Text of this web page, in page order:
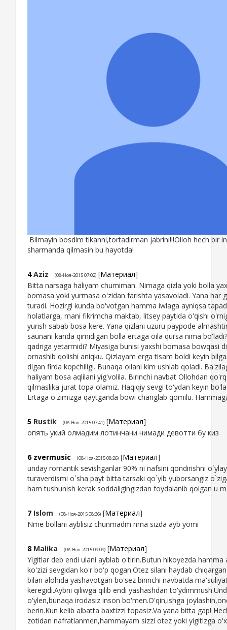
Bilmayin bosdim tikanni,tortadirman jabrini!!!Olloh hech bir
sharmanda qilmasin bu hayotda!
4 Aziz (08-Ноя-2015 07:02) [Материал]
Bitta narsaga haliyam chumiman. Nimaga qizla yoki bolla
bomasa yoki yurmasa o'zidan farishta yasavoladi. Yana har
turadi. Hozirgi kunda bo'votgan hamma iwlaga ayniqsa
holatlarga, mani fikrimcha maktab, litsey paytida o'qishi
yurish sabab bosa kere. Yana qizlani uzuru paypode
saunani kanda qimidigan bolla ertaga oila qursa nima
qadriga yetarmidi? Miyasiga bunisi yaxshi bomasa bowqasi
ornashib qolishi aniqku. Qizlayam erga tisam boldi keyin
digan firda kopchiligi. Bunaqa oilani kim ushlab qoladi.
haliyam bosa aqlilani yig'volila. Birinchi navbat Ollohdan
qilmaslika jurat topa olamiz. Haqiqiy sevgi to'ydan keyin
Ertaga o'zimizga qaytganda bowi changlab qomilu.
5 Rustik (08-Ноя-2015 07:41) [Материал]
опять укий олмадим лотинчани нимади девотти бу киз
6 zvermusic (08-Ноя-2015 08:26) [Материал]
unday romantik sevishganlar 90% ni nafsini qondirishni
turaverdismi o`sha payt bitta tarsaki qo`yib yuborsangiz
ham tushunish kerak soddaligingizdan foydalanib qolgan u
7 Islom (08-Ноя-2015 08:36) [Материал]
Nme bollani ayblisiz chunmadm nma sizda ayb yomi
8 Malika (08-Ноя-2015 09:09) [Материал]
Yigitlar deb endi ulani ayblab o'tirin.Butun hikoyezda hamma
ko'zizi sevgidan ko'r bo'p qogan.Otez silani haydab
bilan alohida yashavotgan bo'sez birinchi navbatda
keregidi.Aybni qiliwga qilib endi yashashdan
o'ylen,bunaqa irodasiz inson bo'men.O'qin,ishga
berin.Kun kelib albatta baxtizzi topasiz.Va yana bitta gap!
zotidan nafratlanmen,hammayam sizzi otez yoki yigitizga